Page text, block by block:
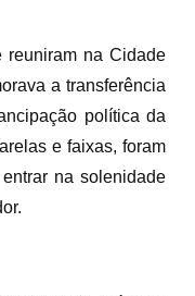
na Cidade
a transferência
política da
e faixas, foram
na solenidade